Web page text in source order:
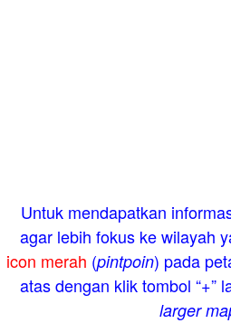
Untuk mendapatkan
agar lebih fokus ke wilayah
icon merah (pintpoin) pada
atas dengan klik tombol “+”
larger